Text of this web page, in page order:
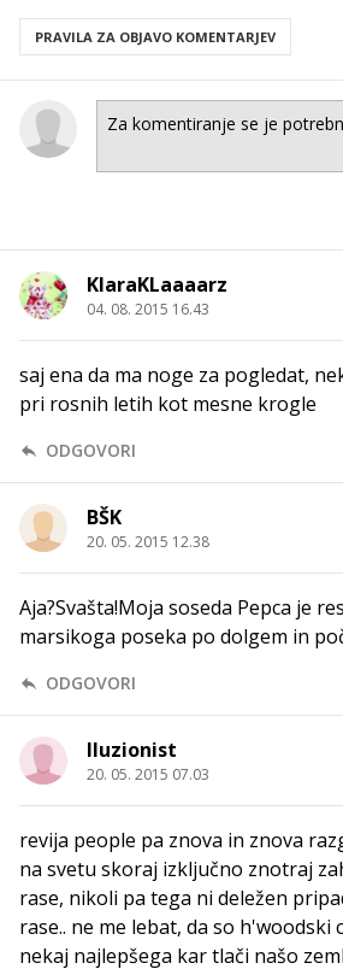
PRAVILA ZA OBJAVO KOMENTARJEV
KlaraKLaaaarz
04. 08. 2015 16.43
saj ena da ma noge za pogledat,
pri rosnih letih kot mesne krogle
ODGOVORI
BŠK
20. 05. 2015 12.38
Aja?Svašta!Moja soseda Pepca je
marsikoga poseka po dolgem in
ODGOVORI
Iluzionist
20. 05. 2015 07.03
revija people pa znova in znova
na svetu skoraj izključno znotraj
rase, nikoli pa tega ni deležen
rase.. ne me lebat, da so h'woodski
nekaj najlepšega kar tlači našo